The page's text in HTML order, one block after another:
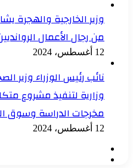
وزير الخارجية والهجرة
من رجال الأعمال
12 أغسطس، 2024
نائب رئيس الوزراء وزير
وزارية لتنفيذ مشروع
مخرجات الدراسة وسوق
12 أغسطس، 2024